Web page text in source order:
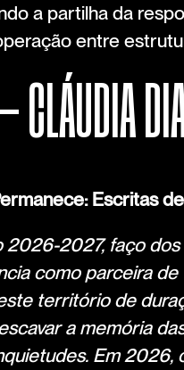
a partilha da
entre
CLÁUDIA
Escritas
2026-2027, faço
como parceira
território de
a memória
Em 2026,